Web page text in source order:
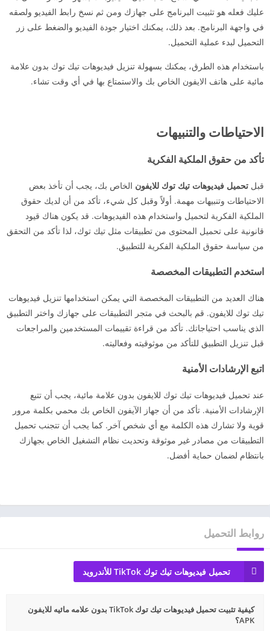
عليك فعله هو تثبيت البرنامج على جهازك ومن ثم نسخ رابط الفيديو ولصقه
في واجهة البرنامج. بعد ذلك، يمكنك اختيار جودة الفيديو والضغط على زر
التحميل لبدء عملية التحميل.
باستخدام هذه الطرق، يمكنك بسهولة تنزيل فيديوهات تيك توك بدون علامة
مائية على هاتف الايفون الخاص بك والاستمتاع بها في أي وقت تشاء.
الاحتياطات والتنبيهات
تأكد من حقوق الملكية الفكرية
قبل تحميل فيديوهات تيك توك للايفون الخاص بك، يجب أن تأخذ بعض
الاحتياطات وتنبيهات مهمة. أولاً وقبل كل شيء، تأكد من أن لديك حقوق
الملكية الفكرية لتحميل واستخدام هذه الفيديوهات. قد يكون هناك قيود
قانونية على تحميل المحتوى من تطبيقات مثل تيك توك، لذا تأكد من التحقق
من سياسة حقوق الملكية الفكرية للتطبيق.
استخدم التطبيقات المخصصة
هناك العديد من التطبيقات المخصصة التي يمكن استخدامها تنزيل فيديوهات
تيك توك للايفون. قم بالبحث في متجر التطبيقات على جهازك واختر التطبيق
الذي يناسب احتياجاتك. تأكد من قراءة تقييمات المستخدمين والمراجعات
قبل تنزيل التطبيق للتأكد من موثوقيته وفعاليته.
اتبع الإرشادات الأمنية
عند تحميل فيديوهات تيك توك للايفون بدون علامة مائية، يجب أن تتبع
الإرشادات الأمنية. تأكد من أن جهاز الآيفون الخاص بك محمي بكلمة مرور
قوية ولا تشارك هذه الكلمة مع أي شخص آخر. كما يجب أن تتجنب تحميل
التطبيقات من مصادر غير موثوقة وتحديث نظام التشغيل الخاص بجهازك
بانتظام لضمان حماية أفضل.
روابط التحميل
تحميل فيديوهات تيك توك TikTok للأندرويد
كيفية تثبيت تحميل فيديوهات تيك توك TikTok بدون علامه مائيه للايفون
APK؟